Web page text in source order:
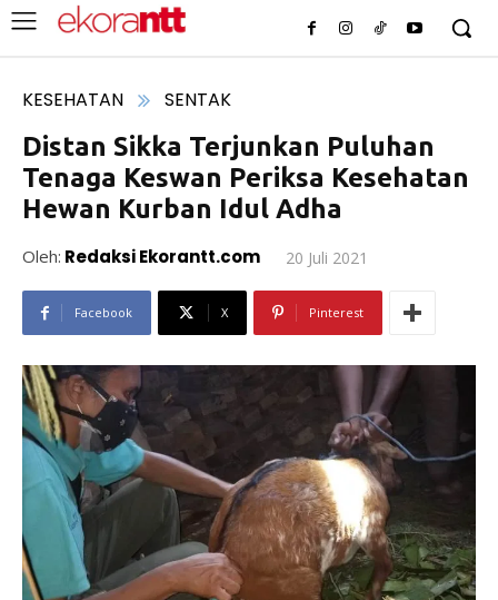
KESEHATAN SENTAK
Distan Sikka Terjunkan Puluhan
Tenaga Keswan Periksa Kesehatan
Hewan Kurban Idul Adha
Oleh: Redaksi Ekorantt.com 20 Juli 2021
Facebook X Pinterest